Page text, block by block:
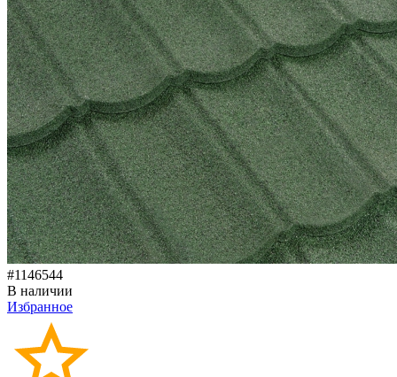
#1146544
В наличии
Избранное